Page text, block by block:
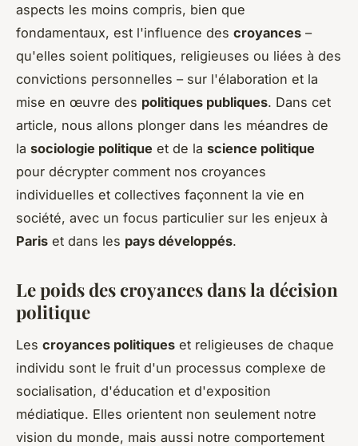
aspects les moins compris, bien que
fondamentaux, est l'influence des croyances –
qu'elles soient politiques, religieuses ou liées à des
convictions personnelles – sur l'élaboration et la
mise en œuvre des politiques publiques. Dans cet
article, nous allons plonger dans les méandres de
la sociologie politique et de la science politique
pour décrypter comment nos croyances
individuelles et collectives façonnent la vie en
société, avec un focus particulier sur les enjeux à
Paris et dans les pays développés.
Le poids des croyances dans la décision
politique
Les croyances politiques et religieuses de chaque
individu sont le fruit d'un processus complexe de
socialisation, d'éducation et d'exposition
médiatique. Elles orientent non seulement notre
vision du monde, mais aussi notre comportement